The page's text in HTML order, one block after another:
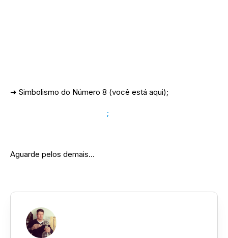
➜ Simbolismo do Número 8 (você está aqui);
;
Aguarde pelos demais…